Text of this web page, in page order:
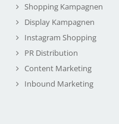
Shopping Kampagnen
Display Kampagnen
Instagram Shopping
PR Distribution
Content Marketing
Inbound Marketing